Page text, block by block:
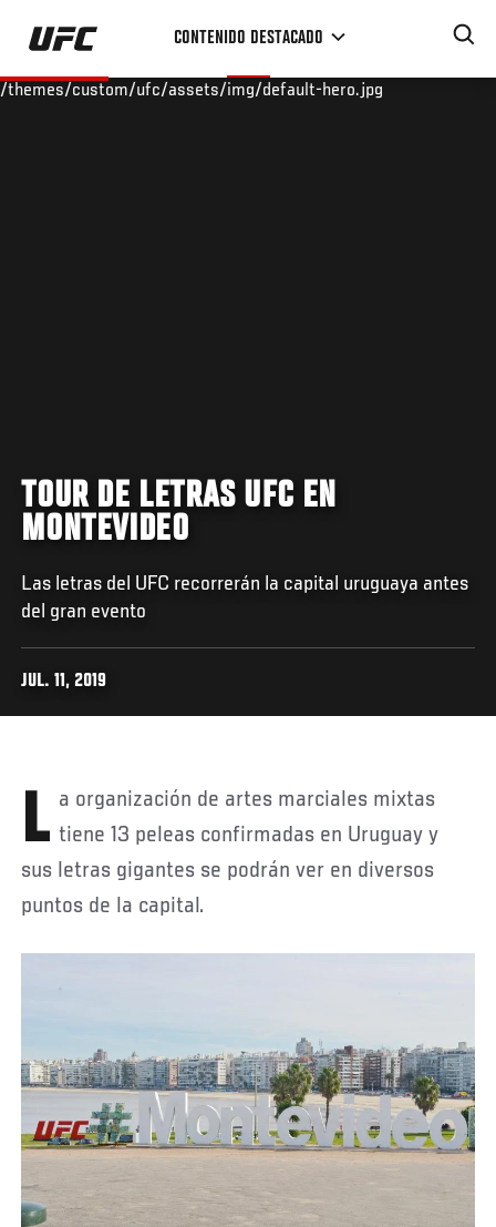
Pasar
contenido
CONTENIDO DESTACADO
/themes/custom/ufc/assets/img/default-hero.jpg
TOUR DE LETRAS UFC EN
MONTEVIDEO
Las letras del UFC recorrerán la capital uruguaya antes
del gran evento
JUL. 11, 2019
La organización de artes marciales mixtas tiene 13 peleas confirmadas en Uruguay y
sus letras gigantes se podrán ver en diversos
puntos de la capital.